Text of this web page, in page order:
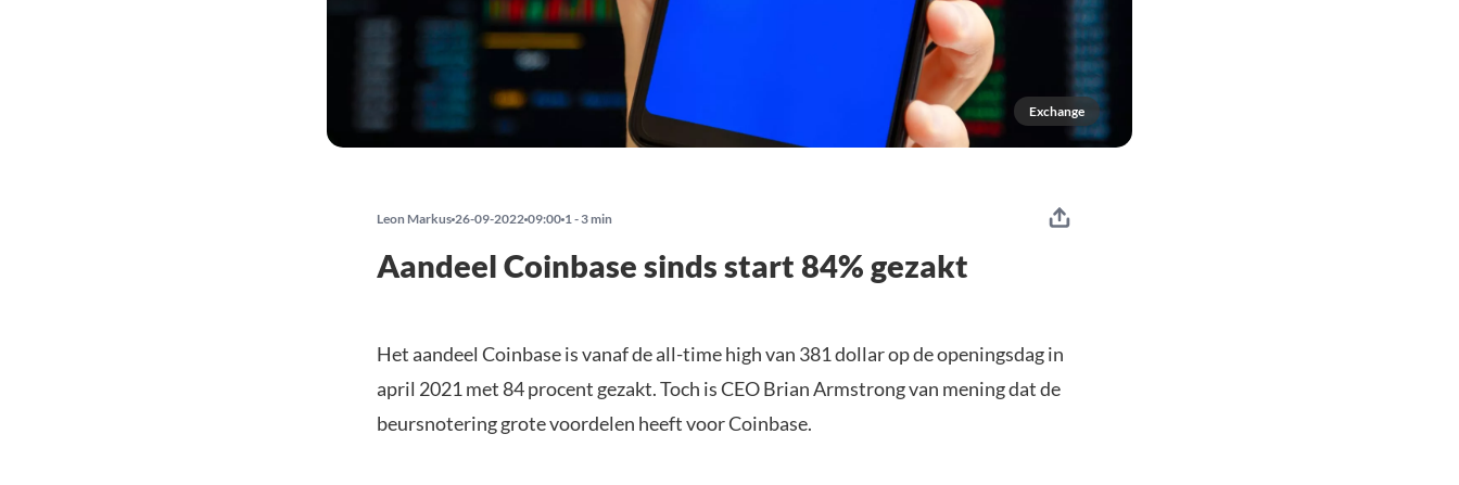
Exchange
Leon Markus 26-09-2022 09:00 1 - 3 min
Aandeel Coinbase sinds start 84% gezakt
Het aandeel Coinbase is vanaf de all-time high van 381 dollar op de openingsdag in
april 2021 met 84 procent gezakt. Toch is CEO Brian Armstrong van mening dat de
beursnotering grote voordelen heeft voor Coinbase.